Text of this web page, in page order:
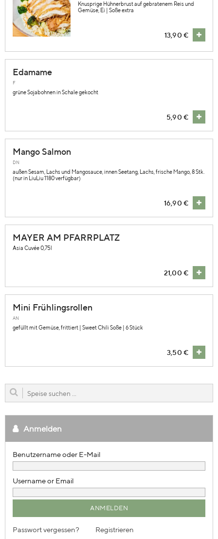
Knusprige Hühnerbrust auf gebratenem Reis und
Gemüse, Ei | Soße extra
13,90 €
Edamame
F
grüne Sojabohnen in Schale gekocht
5,90 €
Mango Salmon
DN
außen Sesam, Lachs und Mangosauce, innen Seetang, Lachs, frische Mango, 8 Stk.
(nur in LiuLiu 1180 verfügbar)
16,90 €
MAYER AM PFARRPLATZ
Asia Cuvée 0,75l
21,00 €
Mini Frühlingsrollen
AN
gefüllt mit Gemüse, frittiert | Sweet Chili Soße | 6 Stück
3,50 €
Anmelden
Username or Email
Passwort vergessen? Registrieren